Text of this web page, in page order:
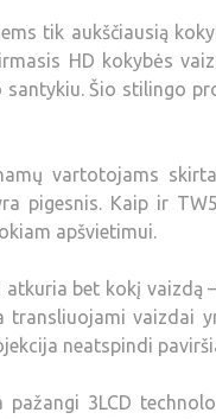
tik aukščiausią
HD kokybės
santykiu. Šio stilingo
vartotojams
pigesnis. Kaip ir
apšvietimui.
bet kokį
vaizdai
neatspindi
pažangi 3LCD